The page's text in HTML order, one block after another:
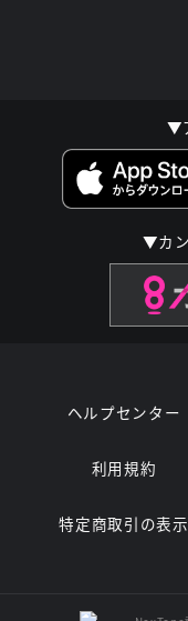
▼
▼カ
ヘルプセンター
利用規約
特定商取引の表示